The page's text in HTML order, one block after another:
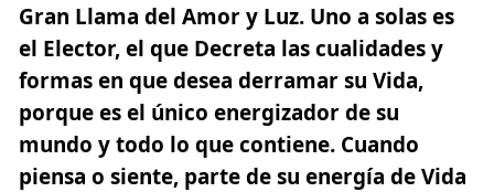
Gran Llama del Amor y Luz. Uno a solas es
el Elector, el que Decreta las cualidades y
formas en que desea derramar su Vida,
porque es el único energizador de su
mundo y todo lo que contiene. Cuando
piensa o siente, parte de su energía de Vida